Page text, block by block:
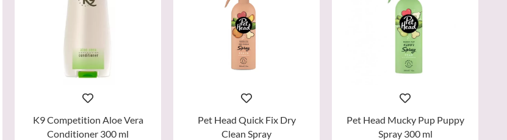
K9 Competition Aloe Vera
Conditioner 300 ml
Pet Head Quick Fix Dry
Clean Spray
Pet Head Mucky Pup Puppy
Spray 300 ml